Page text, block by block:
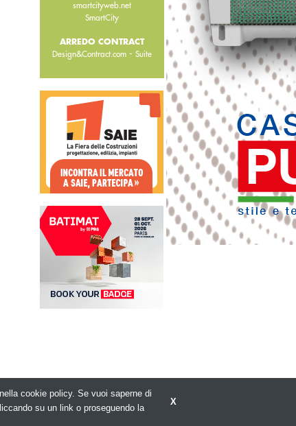
smartcityweb.net
SmartCity
ARREDO CONTRACT
Design&Contract.com -Suite
policy X
cookie policy. Se vuoi saperne di
su un link o proseguendo la